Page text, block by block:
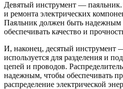
Девятый инструмент — паяльник.
и ремонта электрических
Паяльник должен быть
обеспечивать качество и
И, наконец, десятый инструмент
используется для разделения и
цепей и проводов.
надежным, чтобы обеспечивать
распределение электрической